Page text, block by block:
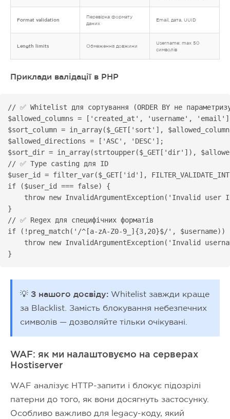
Format validation
Перевірка формату
даних
Email, дата, UUID
Length limits Обмеження довжини
Username: max 50
символів
Приклади валідації в PHP
// ✅ Whitelist для сортування (ORDER BY не
$allowed_columns = ['created_at', 'username',
$sort_column = in_array($_GET['sort'],
$allowed_directions = ['ASC', 'DESC'];
$sort_dir = in_array(strtoupper($_GET['dir']),
// ✅ Type casting для ID
$user_id = filter_var($_GET['id'],
if ($user_id === false) {
throw new InvalidArgumentException('Invalid user
}
// ✅ Regex для специфічних форматів
if (!preg_match('/^[a-zA-Z0-9_]{3,20}$/', $username))
throw new InvalidArgumentException('Invalid
}
💡 З нашого досвіду: Whitelist завжди краще
за Blacklist. Замість блокування небезпечних
символів — дозволяйте тільки очікувані.
WAF: як ми налаштовуємо на серверах
Hostiserver
WAF аналізує HTTP-запити і блокує підозрілі
патерни до того, як вони досягнуть застосунку.
Особливо важливо для legacy-коду, який